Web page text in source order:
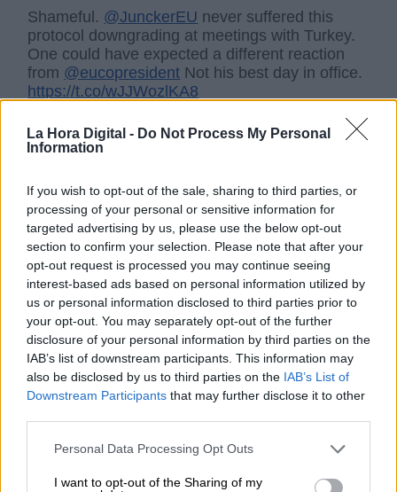
La Hora Digital - Do Not Process My Personal
Information
If you wish to opt-out of the sale, sharing to third parties, or
processing of your personal or sensitive information for
targeted advertising by us, please use the below opt-out
section to confirm your selection. Please note that after your
opt-out request is processed you may continue seeing
interest-based ads based on personal information utilized by
us or personal information disclosed to third parties prior to
your opt-out. You may separately opt-out of the further
disclosure of your personal information by third parties on the
IAB’s list of downstream participants. This information may
also be disclosed by us to third parties on the IAB’s List of
Downstream Participants that may further disclose it to other
Personal Data Processing Opt Outs
I want to opt-out of the Sharing of my
Shameful. @JunckerEU never suffered this
protocol downgrading at meetings with Turkey.
One could have expected a different reaction
from @eucopresident Not his best day in office.
https://t.co/wJJWozlKA8
2021
Iratxe García Eric Mamer Unión Europea
Turquía
von der Leyen
Erdogan Charles Michel
NOTICIAS RELACIONADAS